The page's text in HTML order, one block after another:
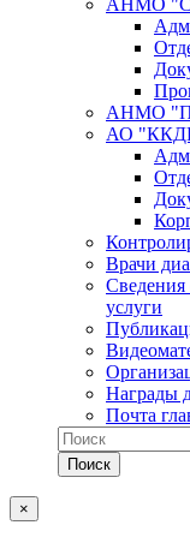
АНМО
АНМО
АО
Врачи
услуги
Награды
Почта
×